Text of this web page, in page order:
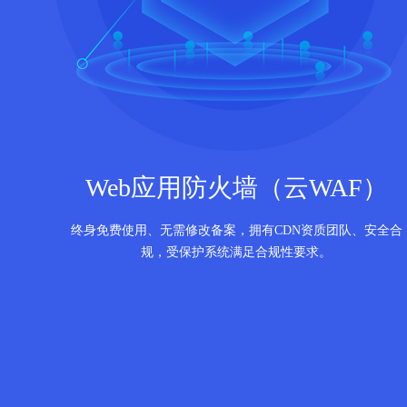
Web应用防火墙（云WAF）
终身免费使用、无需修改备案，拥有CDN资质团队、安全合
规，受保护系统满足合规性要求。